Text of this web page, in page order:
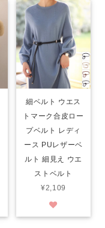
細ベルト ウエス
トマーク合皮ロー
プベルト レディ
ース PUレザーベ
ルト 細見え ウエ
ストベルト
¥2,109